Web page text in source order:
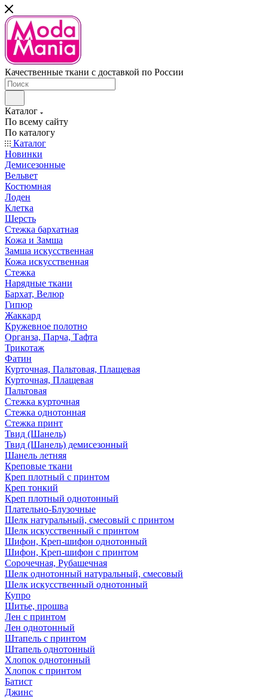
Качественные ткани с доставкой по России
Каталог
По всему сайту
По каталогу
Каталог
Новинки
Демисезонные
Вельвет
Костюмная
Лоден
Клетка
Шерсть
Стежка бархатная
Кожа и Замша
Замша искусственная
Кожа искусственная
Стежка
Нарядные ткани
Бархат, Велюр
Гипюр
Жаккард
Кружевное полотно
Органза, Парча, Тафта
Трикотаж
Фатин
Курточная, Пальтовая, Плащевая
Курточная, Плащевая
Пальтовая
Стежка курточная
Стежка однотонная
Стежка принт
Твид (Шанель)
Твид (Шанель) демисезонный
Шанель летняя
Креповые ткани
Креп плотный с принтом
Креп тонкий
Креп плотный однотонный
Плательно-Блузочные
Шелк натуральный, смесовый с принтом
Шелк искусственный с принтом
Шифон, Креп-шифон однотонный
Шифон, Креп-шифон с принтом
Сорочечная, Рубашечная
Шелк однотонный натуральный, смесовый
Шелк искусственный однотонный
Купро
Шитье, прошва
Лен с принтом
Лен однотонный
Штапель с принтом
Штапель однотонный
Хлопок однотонный
Хлопок с принтом
Батист
Джинс